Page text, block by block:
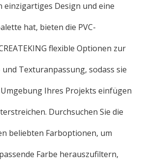
einzigartiges Design und eine
hat, bieten die PVC-
flexible Optionen zur
Texturanpassung, sodass sie
Ihres Projekts einfügen
Durchsuchen Sie die
beliebten Farboptionen, um
Farbe herauszufiltern,